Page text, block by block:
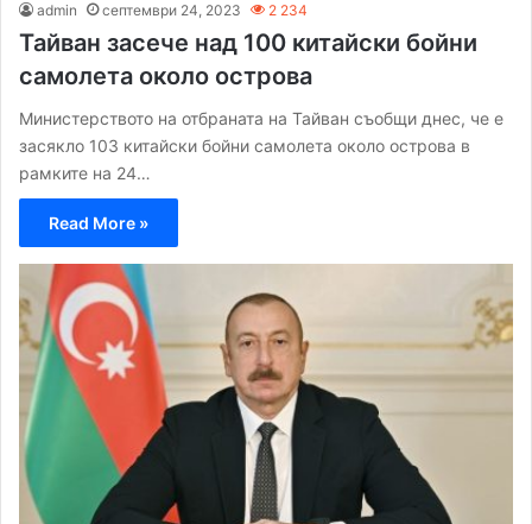
admin септември 24, 2023 2 234
Тайван засече над 100 китайски бойни
самолета около острова
Министерството на отбраната на Тайван съобщи днес, че е
засякло 103 китайски бойни самолета около острова в
рамките на 24…
Read More »